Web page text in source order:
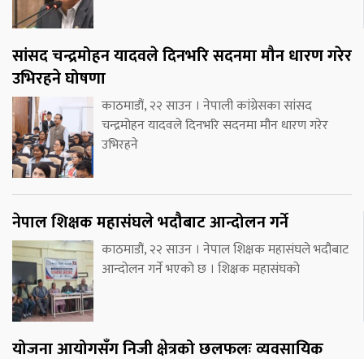
सांसद चन्द्रमोहन यादवले दिनभरि सदनमा मौन धारण गरेर
उभिरहने घोषणा
काठमाडौं, २२ साउन । नेपाली कांग्रेसका सांसद
चन्द्रमोहन यादवले दिनभरि सदनमा मौन धारण गरेर
उभिरहने
नेपाल शिक्षक महासंघले भदौबाट आन्दोलन गर्ने
काठमाडौं, २२ साउन । नेपाल शिक्षक महासंघले भदौबाट
आन्दोलन गर्ने भएको छ । शिक्षक महासंघको
योजना आयोगसँग निजी क्षेत्रको छलफलः व्यवसायिक